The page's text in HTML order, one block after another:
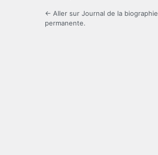
← Aller sur Journal de la biographie
permanente.